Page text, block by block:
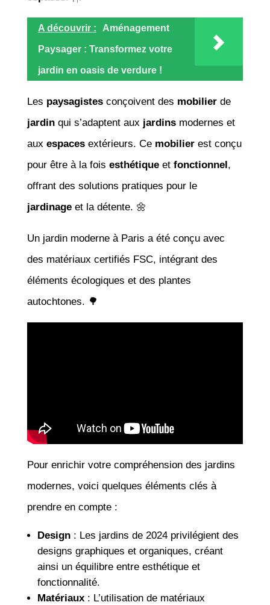
A découvrir : Aménagement
Paysager : Transformez votre
jardin en oasis de verdure !
Les paysagistesconçoivent des mobilierde
jardinqui s’adaptent aux jardinsmodernes et
aux espacesextérieurs. Ce mobilierest conçu
pour être à la fois esthétiqueet fonctionnel,
offrant des solutions pratiques pour le
jardinageet la détente. 🌼
Un jardin moderne à Paris a été conçu avec
des matériaux certifiés FSC, intégrant des
éléments écologiques et des plantes
autochtones. 🌳
Pour enrichir votre compréhension des jardins
modernes, voici quelques éléments clés à
prendre en compte :
Design: Les jardins de 2024 privilégient des
designs graphiques et organiques, créant
ainsi un équilibre entre esthétique et
fonctionnalité.
Matériaux: L’utilisation de matériaux